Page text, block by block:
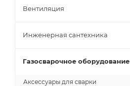
Вентиляция
Инженерная сантехника
Газосварочное оборудование
Аксессуары для сварки